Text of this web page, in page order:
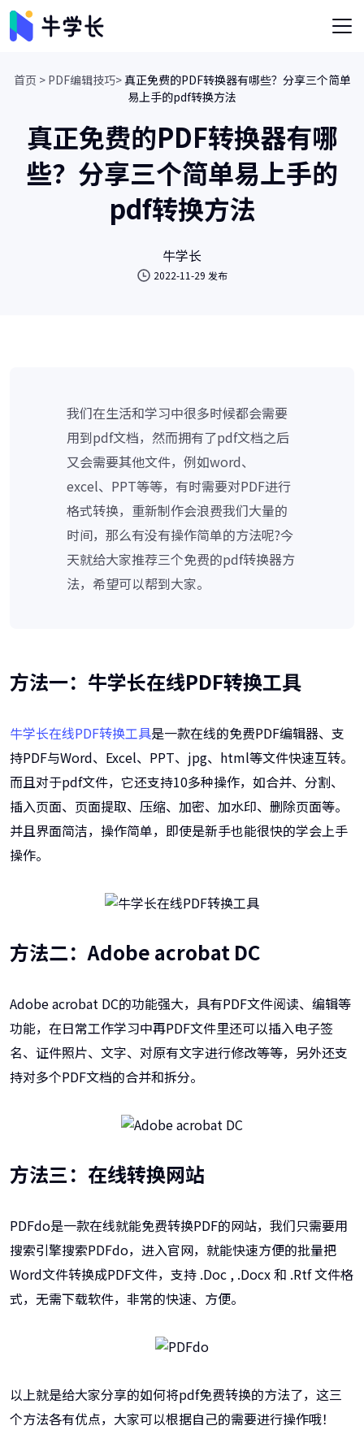
首页 > PDF编辑技巧>真正免费的PDF转换器有哪些？分享三个简单
易上手的pdf转换方法
真正免费的PDF转换器有哪
些？分享三个简单易上手的
pdf转换方法
牛学长
2022-11-29 发布
我们在生活和学习中很多时候都会需要
用到pdf文档，然而拥有了pdf文档之后
又会需要其他文件，例如word、
excel、PPT等等，有时需要对PDF进行
格式转换，重新制作会浪费我们大量的
时间，那么有没有操作简单的方法呢?今
天就给大家推荐三个免费的pdf转换器方
法，希望可以帮到大家。
方法一：牛学长在线PDF转换工具
牛学长在线PDF转换工具是一款在线的免费PDF编辑器、支
持PDF与Word、Excel、PPT、jpg、html等文件快速互转。
而且对于pdf文件，它还支持10多种操作，如合并、分割、
插入页面、页面提取、压缩、加密、加水印、删除页面等。
并且界面简洁，操作简单，即使是新手也能很快的学会上手
操作。
方法二：Adobe acrobat DC
Adobe acrobat DC的功能强大，具有PDF文件阅读、编辑等
功能，在日常工作学习中再PDF文件里还可以插入电子签
名、证件照片、文字、对原有文字进行修改等等，另外还支
持对多个PDF文档的合并和拆分。
方法三：在线转换网站
PDFdo是一款在线就能免费转换PDF的网站，我们只需要用
搜索引擎搜索PDFdo，进入官网，就能快速方便的批量把
Word文件转换成PDF文件，支持 .Doc , .Docx 和 .Rtf 文件格
式，无需下载软件，非常的快速、方便。
以上就是给大家分享的如何将pdf免费转换的方法了，这三
个方法各有优点，大家可以根据自己的需要进行操作哦！